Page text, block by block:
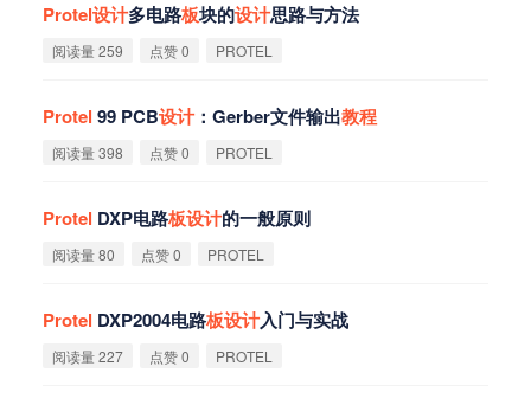
Protel设计多电路板块的设计思路与方法
阅读量 259 点赞 0 PROTEL
Protel 99 PCB设计：Gerber文件输出教程
阅读量 398 点赞 0 PROTEL
Protel DXP电路板设计的一般原则
阅读量 80 点赞 0 PROTEL
Protel DXP2004电路板设计入门与实战
阅读量 227 点赞 0 PROTEL